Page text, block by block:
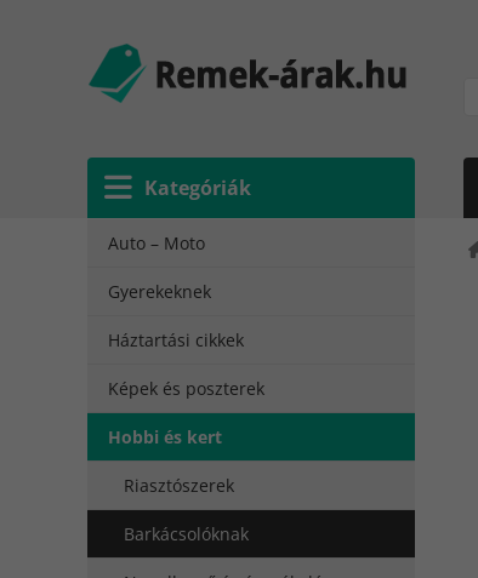
Kategóriák
Auto – Moto
Gyerekeknek
Háztartási cikkek
Képek és poszterek
Hobbi és kert
Riasztószerek
Barkácsolóknak